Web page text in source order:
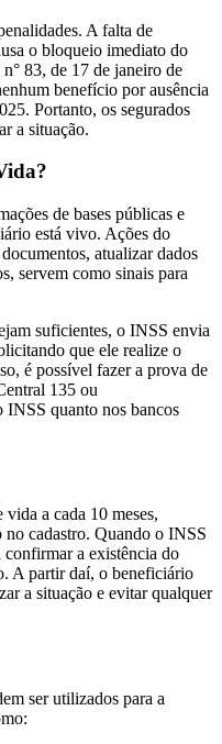
A falta de
o bloqueio imediato do
83, de 17 de janeiro de
benefício por ausência
Portanto, os segurados
a situação.
de bases públicas e
está vivo. Ações do
atualizar dados
servem como sinais para
suficientes, o INSS envia
que ele realize o
é possível fazer a prova de
135 ou
INSS quanto nos bancos
a cada 10 meses,
no cadastro. Quando o INSS
confirmar a existência do
A partir daí, o beneficiário
a situação e evitar qualquer
ser utilizados para a